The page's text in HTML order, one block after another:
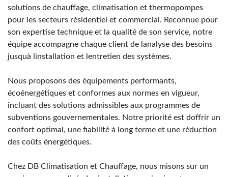
solutions de chauffage, climatisation et thermopompes
pour les secteurs résidentiel et commercial. Reconnue pour
son expertise technique et la qualité de son service, notre
équipe accompagne chaque client de lanalyse des besoins
jusquà linstallation et lentretien des systèmes.
Nous proposons des équipements performants,
écoénergétiques et conformes aux normes en vigueur,
incluant des solutions admissibles aux programmes de
subventions gouvernementales. Notre priorité est doffrir un
confort optimal, une fiabilité à long terme et une réduction
des coûts énergétiques.
Chez DB Climatisation et Chauffage, nous misons sur un